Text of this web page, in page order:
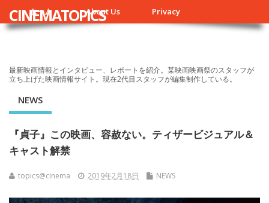
ホーム About Us Privacy
CINEMATOPICS
最新映画情報とインタビュー、レポートを紹介。某映画映画祭のスタッフが
立ち上げた映画情報サイト。現在2代目スタッフが編集制作している。
NEWS
『貞子』この映画、容赦ない。ティザービジュアル＆
キャスト解禁
topics@cinema 2019年2月18日 NEWS